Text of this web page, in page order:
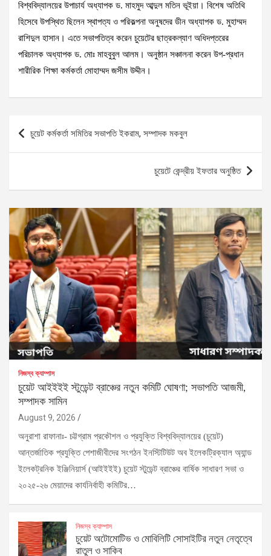
বিশ্ববিদ্যালয়ের উপাচার্য অধ্যাপক ড. মাহমুদ আব্দুল মতিন ভূইয়া। বিশেষ অতিথি
হিসেবে উপস্থিত ছিলেন স্থাপত্য ও পরিকল্পনা অনুষদের ডীন অধ্যাপক ড. মুহাম্মদ
রাশিদুল হাসান। এতে সভাপতিত্ব করেন চুয়েটের ছাত্রকল্যাণ অধিদপ্তরের
পরিচালক অধ্যাপক ড. মোঃ মাহবুবুল আলম। অনুষ্ঠান সঞ্চালনা করেন উপ-প্রধান
শারীরিক শিক্ষা কর্মকর্তা মোহাম্মদ জসীম উদ্দীন।
navigation
চুয়েট কর্মকর্তা সমিতির সভাপতি ইকরাম, সম্পাদক মকবুল
চুয়েটে কেন্দ্রীয় ইফতার অনুষ্ঠিত
নিজস্ব ক্যাম্পাস
চুয়েট আইইইই স্টুডেন্ট ব্রাঞ্চের নতুন কমিটি ঘোষণা; সভাপতি আজমী,
সম্পাদক সামিন
August 9, 2026
অনুরাশা রাফানাঃ- চট্টগ্রাম প্রকৌশল ও প্রযুক্তি বিশ্ববিদ্যালয়ের (চুয়েট)
আন্তর্জাতিক প্রযুক্তি পেশাজীবীদের সংগঠন ইনস্টিটিউট অব ইলেকট্রিক্যাল অ্যান্ড
ইলেকট্রনিক ইঞ্জিনিয়ার্স (আইইইই) চুয়েট স্টুডেন্ট ব্রাঞ্চের বার্ষিক সাধারণ সভা ও
২০২৫-২৬ মেয়াদের কার্যনির্বাহী কমিটির…
নিজস্ব ক্যাম্পাস
চুয়েট অটোমোটিভ ও মোবিলিটি সোসাইটির নতুন নেতৃত্বে
রাতুল ও সাকিব